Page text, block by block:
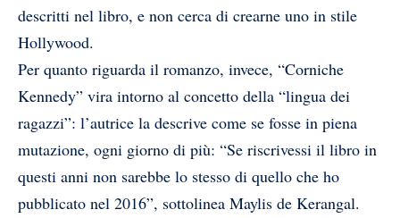
descritti nel libro, e non cerca di crearne uno in stile
Hollywood.
Per quanto riguarda il romanzo, invece, “Corniche
Kennedy” vira intorno al concetto della “lingua dei
ragazzi”: l’autrice la descrive come se fosse in piena
mutazione, ogni giorno di più: “Se riscrivessi il libro in
questi anni non sarebbe lo stesso di quello che ho
pubblicato nel 2016”, sottolinea Maylis de Kerangal.